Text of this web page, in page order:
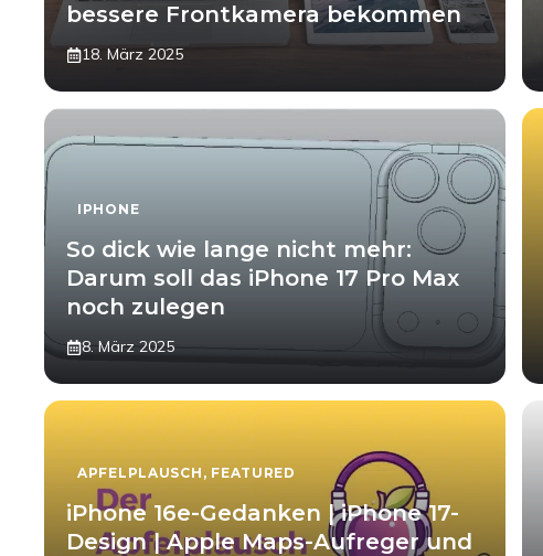
bessere Frontkamera bekommen
18. März 2025
IPHONE
So dick wie lange nicht mehr:
Darum soll das iPhone 17 Pro Max
noch zulegen
8. März 2025
APFELPLAUSCH , FEATURED
iPhone 16e-Gedanken | iPhone 17-
Design | Apple Maps-Aufreger und